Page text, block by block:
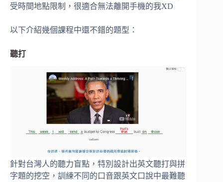
受時間地點限制，很適合無法離開手機的我XD
以下介紹幾個課程中還不錯的題型：
聽打
針對台灣人的聽力盲點，特別設計出英文聽打與拼
字題的挖空，訓練不同的口音跟英文口說中最難聽